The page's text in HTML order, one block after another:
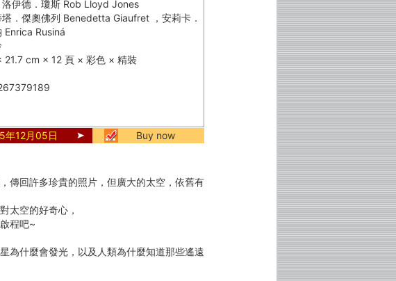
洛伊德．瓊斯 Rob Lloyd Jones
塔．傑奧佛列 Benedetta Giaufret ，安莉卡．
Enrica Rusiná
21.7 cm × 12 頁 × 彩色 × 精裝
年12月05日 Buy now
傳回許多珍貴的照片，但廣大的太空，依舊有
太空的好奇心，
程吧~
為什麼會發光，以及人類為什麼知道那些遙遠